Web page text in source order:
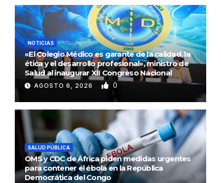
NOTICIAS
«El Colegio Médico es garante de la calidad, la
ética y el desarrollo profesional», ministro de
Salud al inaugurar XII Congreso Nacional
AGOSTO 6, 2026 0
SALUD PÚBLICA
OMS y CDC de África piden medidas urgentes
para contener el ébola en la República
Democrática del Congo